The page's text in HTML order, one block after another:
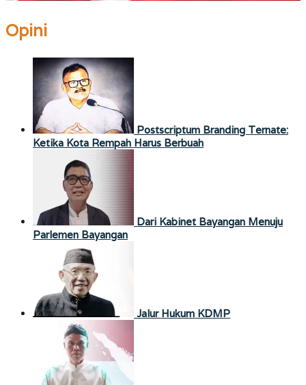
Opini
Postscriptum Branding Ternate:
Ketika Kota Rempah Harus Berbuah
Dari Kabinet Bayangan Menuju
Parlemen Bayangan
Jalur Hukum KDMP